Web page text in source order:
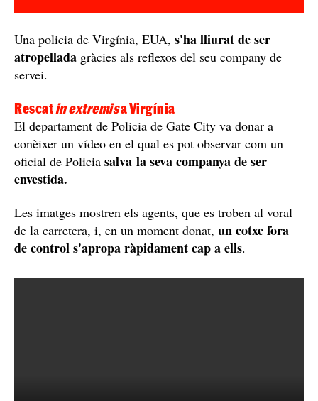
Una policia de Virgínia, EUA, s'ha lliurat de ser
atropellada gràcies als reflexos del seu company de
servei.
Rescatin extremisa Virgínia
El departament de Policia de Gate City va donar a
conèixer un vídeo en el qual es pot observar com un
oficial de Policia salva la seva companya de ser
envestida.
Les imatges mostren els agents, que es troben al voral
de la carretera, i, en un moment donat, un cotxe fora
de control s'apropa ràpidament cap a ells.